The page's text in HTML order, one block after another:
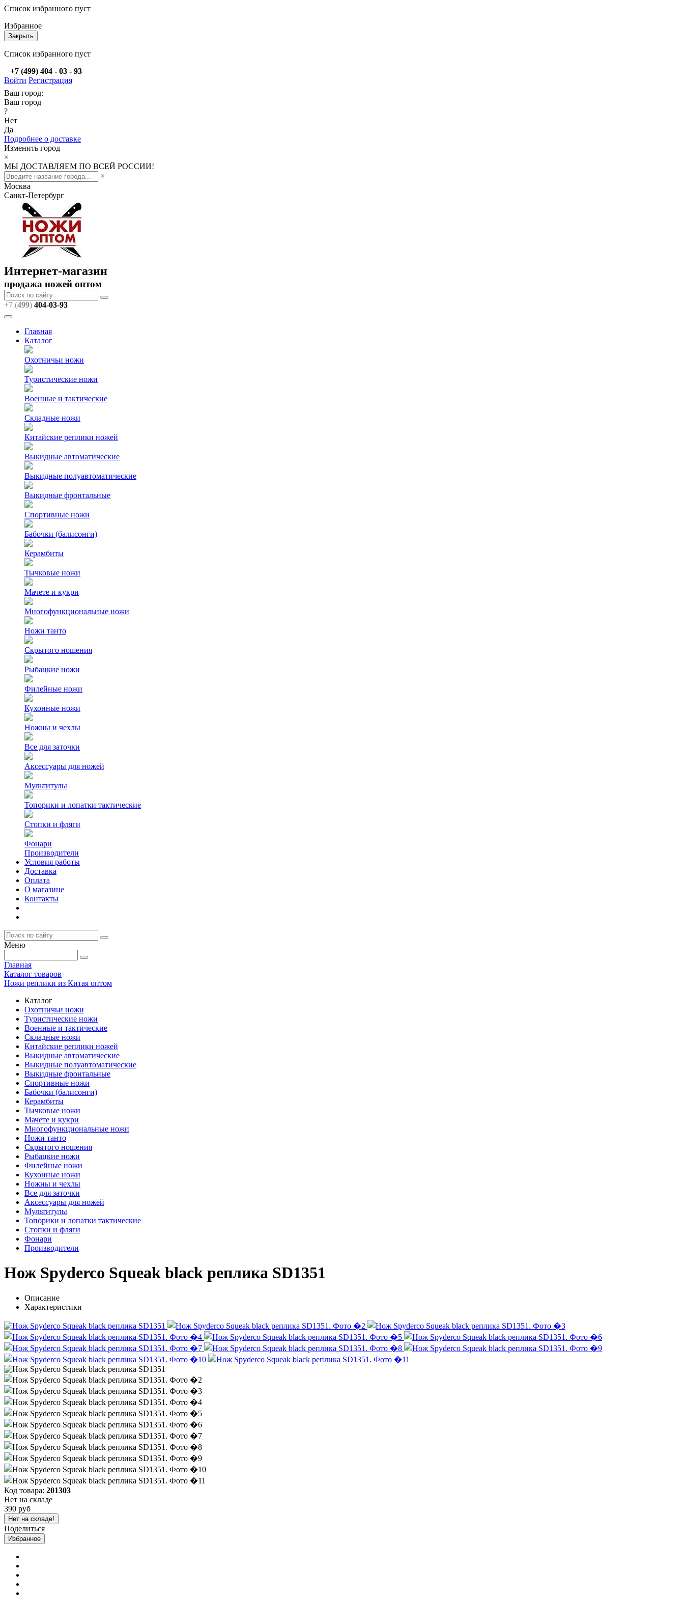
Список избранного пуст
Избранное
Закрыть
Список избранного пуст
+7 (499) 404 - 03 - 93
Войти Регистрация
Ваш город:
Ваш город
?
Нет
Да
Подробнее о доставке
Изменить город
×
МЫ ДОСТАВЛЯЕМ ПО ВСЕЙ РОССИИ!
×
Москва
Санкт-Петербург
Интернет-магазин
продажа ножей оптом
+7 (499) 404-03-93
Главная
Каталог
Охотничьи ножи
Туристические ножи
Военные и тактические
Складные ножи
Китайские реплики ножей
Выкидные автоматические
Выкидные полуавтоматические
Выкидные фронтальные
Спортивные ножи
Бабочки (балисонги)
Керамбиты
Тычковые ножи
Мачете и кукри
Многофункциональные ножи
Ножи танто
Скрытого ношения
Рыбацкие ножи
Филейные ножи
Кухонные ножи
Ножны и чехлы
Все для заточки
Аксессуары для ножей
Мультитулы
Топорики и лопатки тактические
Стопки и фляги
Фонари
Производители
Условия работы
Доставка
Оплата
О магазине
Контакты
Меню
Главная
Каталог товаров
Ножи реплики из Китая оптом
Каталог
Охотничьи ножи
Туристические ножи
Военные и тактические
Складные ножи
Китайские реплики ножей
Выкидные автоматические
Выкидные полуавтоматические
Выкидные фронтальные
Спортивные ножи
Бабочки (балисонги)
Керамбиты
Тычковые ножи
Мачете и кукри
Многофункциональные ножи
Ножи танто
Скрытого ношения
Рыбацкие ножи
Филейные ножи
Кухонные ножи
Ножны и чехлы
Все для заточки
Аксессуары для ножей
Мультитулы
Топорики и лопатки тактические
Стопки и фляги
Фонари
Производители
Нож Spyderco Squeak black реплика SD1351
Описание
Характеристики
Код товара: 201303
Нет на складе
390 руб
Нет на складе!
Поделиться
Избранное